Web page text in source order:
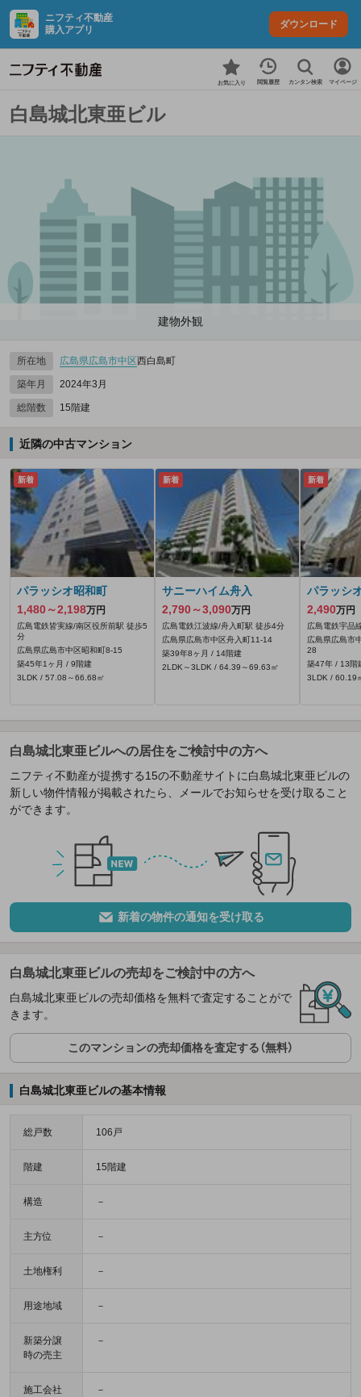
ニフティ不動産
購入アプリ
ダウンロード
お気に入り 閲覧履歴 カンタン検索 マイページ
白島城北東亜ビル
建物外観
所在地 広島県広島市中区西白島町
築年月 2024年3月
総階数 15階建
近隣の中古マンション
新着
パラッシオ昭和町
1,480～2,198万円
広島電鉄皆実線/南区役所前駅 徒歩5
分
広島県広島市中区昭和町8-15
築45年1ヶ月 / 9階建
3LDK / 57.08～66.68㎡
新着
サニーハイム舟入
2,790～3,090万円
広島電鉄江波線/舟入町駅 徒歩4分
広島県広島市中区舟入町11-14
築39年8ヶ月 / 14階建
2LDK～3LDK / 64.39～69.63㎡
新着
パラッシ
2,490万円
広島電鉄宇品
広島県広島市
28
築47年 / 13階
3LDK / 60.19
白島城北東亜ビルへの居住をご検討中の方へ
ニフティ不動産が提携する15の不動産サイトに白島城北東亜ビルの
新しい物件情報が掲載されたら、メールでお知らせを受け取ること
ができます。
新着の物件の通知を受け取る
白島城北東亜ビルの売却をご検討中の方へ
白島城北東亜ビルの売却価格を無料で査定することがで
きます。
このマンションの売却価格を査定する（無料）
白島城北東亜ビルの基本情報
総戸数 106戸
階建 15階建
構造 －
主方位 －
土地権利 －
用途地域 －
新築分譲
時の売主
－
施工会社 －